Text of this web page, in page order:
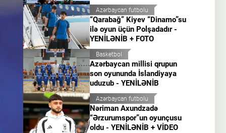
Azərbaycan futbolu
“Qarabağ” Kiyev “Dinamo”su
ilə oyun üçün Polşadadır -
YENİLƏNİB + FOTO
Basketbol
Azərbaycan millisi qrupun
son oyununda İslandiyaya
uduzub - YENİLƏNİB
Azərbaycan futbolu
Nəriman Axundzadə
“Ərzurumspor”un oyunçusu
oldu - YENİLƏNİB + VİDEO